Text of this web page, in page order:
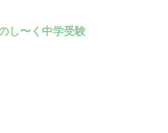
し〜く中学受験